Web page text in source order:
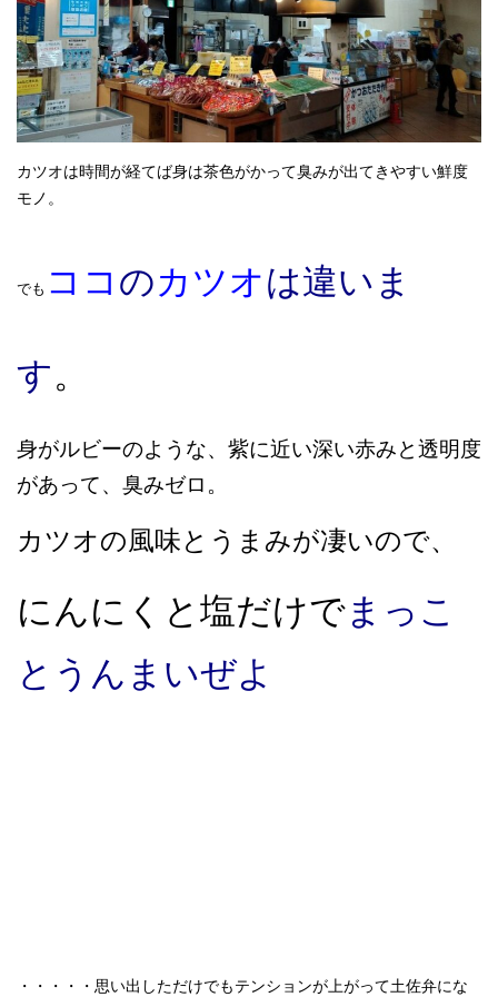
カツオは時間が経てば身は茶色がかって臭みが出てきやすい鮮度
モノ。
でも ココ のカツオは違いま
す。
身がルビーのような、紫に近い深い赤みと透明度
があって、臭みゼロ。
カツオの風味とうまみが凄いので、
にんにくと塩だけでまっこ
とうんまいぜよ
・・・・・思い出しただけでもテンションが上がって土佐弁にな